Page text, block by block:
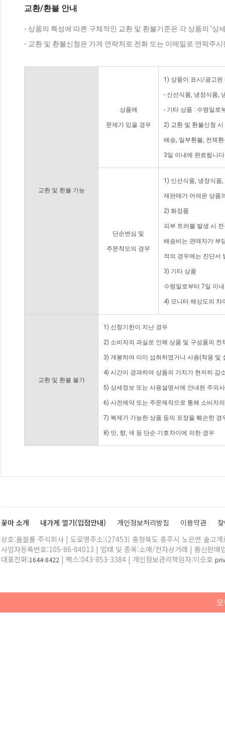
교환/환불 안내
- 상품의 특성에 따른 구체적인 교환 및 환불기준은 각 상품의 '상
- 교환 및 환불신청은 가게 연락처로 전화 또는 이메일로 연락주
교환 및 환불 가능
상품에
문제가 있을 경우
1) 상품이 표시/광고된
- 신선식품, 냉장식품,
- 기타 상품 : 수령일로
2) 교환 및 환불신청
배송, 일부환불, 전체
3일 이내에 완료됩니
단순변심 및
주문착오의 경우
1) 신선식품, 냉장식품
재판매가 어려운 상품
2) 화장품
피부 트러블 발생 시
배송비는 판매자가 부
적의 경우에는 진단서
3) 기타 상품
수령일로부터 7일 이
4) 모니터 해상도의 차
교환 및 환불 불가
1) 신청기한이 지난 경우
2) 소비자의 과실로 인해 상품 및 구성품의
3) 개봉하여 이미 섭취하였거나 사용(착용 및
4) 시간이 경과하여 상품의 가치가 현저히 감
5) 상세정보 또는 사용설명서에 안내된 주의
6) 사전예약 또는 주문제작으로 통해 소비자
7) 복제가 가능한 상품 등의 포장을 훼손한 경
8) 맛, 향, 색 등 단순 기호차이에 의한 경우
꽃마 소개 내가게 열기(입점안내) 개인정보처리방침 이용약관
상호:올블룸 주식회사 | 도로명주소:(27453) 충청북도 충주시 노은면 솔고
사업자등록번호:105-86-84013 | 업태 및 종목:소매/전자상거래 | 통신판매
대표전화:1644-8422 | 팩스:043-853-3384 | 개인정보관리책임자:이승호